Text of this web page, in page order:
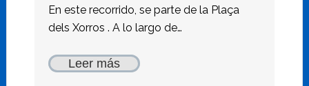
En este recorrido, se parte de la Plaça
dels Xorros . A lo largo de…
Leer más